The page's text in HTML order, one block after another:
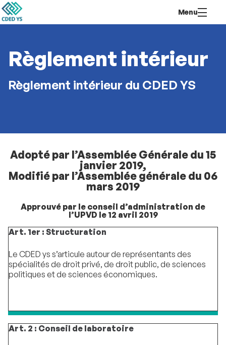
contenu
Menu
Règlement intérieur
Règlement intérieur du CDED YS
Adopté par l’Assemblée Générale du 15
janvier 2019,
Modifié par l’Assemblée générale du 06
mars 2019
Approuvé par le conseil d’administration de
l’UPVD le 12 avril 2019
Art. 1er : Structuration
Le CDED ys s’articule autour de représentants des
spécialités de droit privé, de droit public, de sciences
politiques et de sciences économiques.
Art. 2 : Conseil de laboratoire